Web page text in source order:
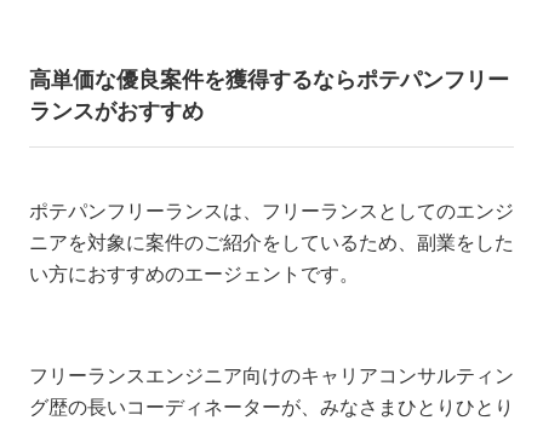
高単価な優良案件を獲得するならポテパンフリー
ランスがおすすめ
ポテパンフリーランスは、フリーランスとしてのエンジ
ニアを対象に案件のご紹介をしているため、副業をした
い方におすすめのエージェントです。
フリーランスエンジニア向けのキャリアコンサルティン
グ歴の長いコーディネーターが、みなさまひとりひとり